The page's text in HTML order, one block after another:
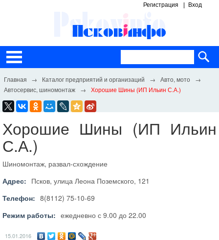
Регистрация Вход
Каталог предприятий и организаций
Авто, мото
Автосервис, шиномонтаж
Хорошие Шины (ИП Ильин С.А.)
Хорошие Шины (ИП Ильин
С.А.)
Шиномонтаж, развал-схождение
Адрес: Псков, улица Леона Поземского, 121
Телефон: 8(8112) 75-10-69
Режим работы: ежедневно с 9.00 до 22.00
15.01.2016